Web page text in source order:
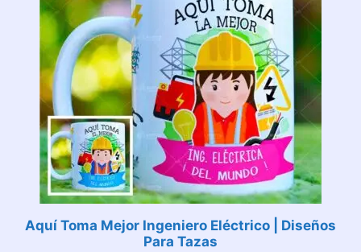
Aquí Toma Mejor Ingeniero Eléctrico | Diseños
Para Tazas